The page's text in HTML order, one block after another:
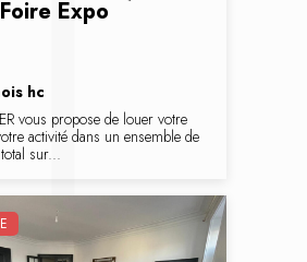
Expo
hc
vous propose de louer votre
activité dans un ensemble de
sur...